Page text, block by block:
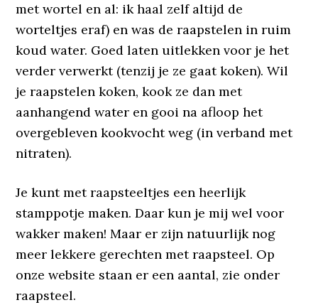
met wortel en al: ik haal zelf altijd de
worteltjes eraf) en was de raapstelen in ruim
koud water. Goed laten uitlekken voor je het
verder verwerkt (tenzij je ze gaat koken). Wil
je raapstelen koken, kook ze dan met
aanhangend water en gooi na afloop het
overgebleven kookvocht weg (in verband met
nitraten).
Je kunt met raapsteeltjes een heerlijk
stamppotje maken. Daar kun je mij wel voor
wakker maken! Maar er zijn natuurlijk nog
meer lekkere gerechten met raapsteel. Op
onze website staan er een aantal, zie onder
raapsteel.